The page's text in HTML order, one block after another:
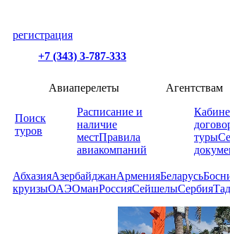
регистрация
+7 (343) 3-787-333
Поиск
туров
Авиаперелеты
Расписание и
наличие
местПравила
авиакомпаний
Агентствам
туры
АбхазияАзербайджанАрменияБеларусь
круизыОАЭОманРоссияСейшелыСербия